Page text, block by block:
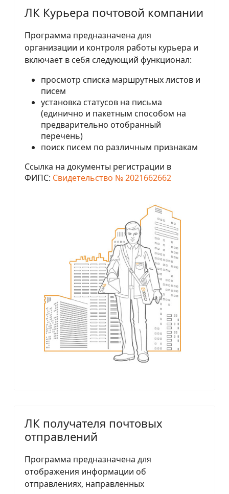
ЛК Курьера почтовой компании
Программа предназначена для
организации и контроля работы курьера и
включает в себя следующий функционал:
просмотр списка маршрутных листов и
писем
установка статусов на письма
(единично и пакетным способом на
предварительно отобранный
перечень)
поиск писем по различным признакам
Ссылка на документы регистрации в
ФИПС: Свидетельство № 2021662662
ЛК получателя почтовых
отправлений
Программа предназначена для
отображения информации об
отправлениях, направленных